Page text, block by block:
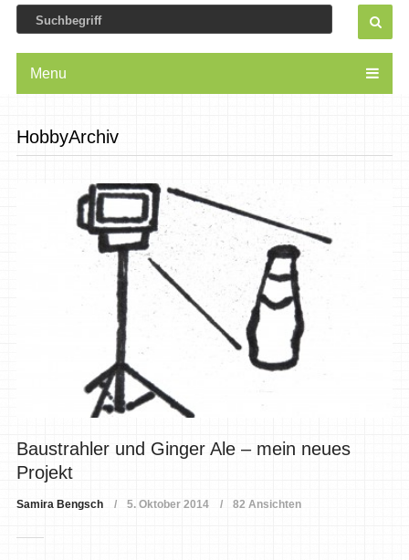
Menu
HobbyArchiv
Baustrahler und Ginger Ale – mein neues
Projekt
Samira Bengsch 5. Oktober 2014 82 Ansichten